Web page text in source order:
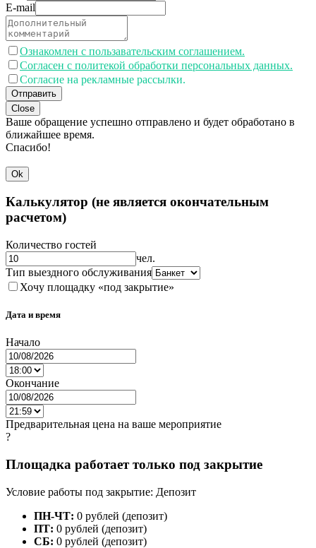
E-mail
Ознакомлен с пользавательским соглашением.
Согласен с политекой обработки персональных данных.
Согласие на рекламные рассылки.
Отправить
Close
Ваше обращение успешно отправлено и будет обработано в
ближайшее время.
Спасибо!
Ok
Калькулятор (не является окончательным
расчетом)
Количество гостей
чел.
Тип выездного обслуживания
Хочу площадку «под закрытие»
Дата и время
Начало
Окончание
Предварительная цена на ваше мероприятие
?
Площадка работает только под закрытие
Условие работы под закрытие: Депозит
ПН-ЧТ: 0 рублей (депозит)
ПТ: 0 рублей (депозит)
СБ: 0 рублей (депозит)